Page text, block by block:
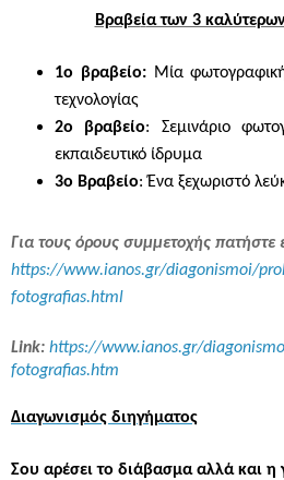
Βραβεία των 3
1ο βραβείο:Μία
τεχνολογίας
2ο βραβείο: Σεμινάριο
εκπαιδευτικό ίδρυμα
3ο Βραβείο: Ένα ξεχωριστό
Για τους όρους συμμετοχής πατήστε
https://www.ianos.gr/diagonismoi/
fotografias.html
Link: https://www.ianos.gr/
fotografias.htm
Διαγωνισμός διηγήματος
Σου αρέσει το διάβασμα αλλά και η